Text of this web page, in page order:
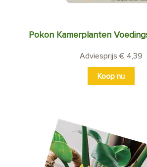
Pokon Kamerplanten
Adviesprijs € 4,39
Koop nu